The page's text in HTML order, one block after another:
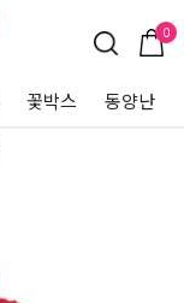
0
꽃박스 동양난